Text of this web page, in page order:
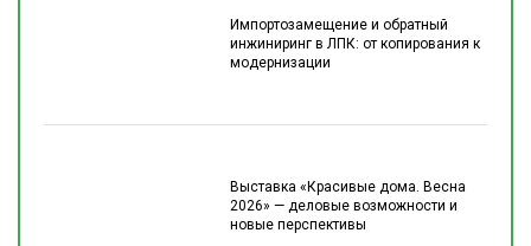
Импортозамещение и обратный
инжиниринг в ЛПК: от копирования к
модернизации
Выставка «Красивые дома. Весна
2026» — деловые возможности и
новые перспективы